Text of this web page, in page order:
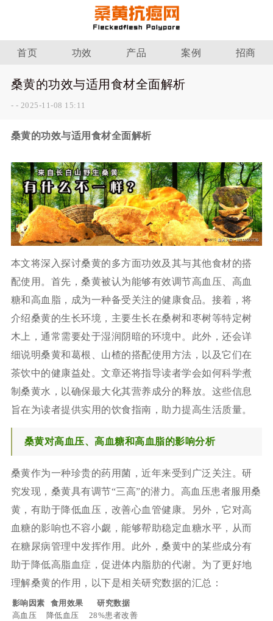
首页 功效 产品 案例 招商
桑黄的功效与适用食材全面解析
- - 2025-11-08 15:11
桑黄的功效与适用食材全面解析
本文将深入探讨桑黄的多方面功效及其与其他食材的搭
配使用。首先，桑黄被认为能够有效调节高血压、高血
糖和高血脂，成为一种备受关注的健康食品。接着，将
介绍桑黄的生长环境，主要生长在桑树和枣树等特定树
木上，通常需要处于湿润阴暗的环境中。此外，还会详
细说明桑黄和葛根、山楂的搭配使用方法，以及它们在
茶饮中的健康益处。文章还将指导读者学会如何科学煮
制桑黄水，以确保最大化其营养成分的释放。这些信息
旨在为读者提供实用的饮食指南，助力提高生活质量。
桑黄对高血压、高血糖和高血脂的影响分析
桑黄作为一种珍贵的药用菌，近年来受到广泛关注。研
究发现，桑黄具有调节“三高”的潜力。高血压患者服用桑
黄，有助于降低血压，改善心血管健康。另外，它对高
血糖的影响也不容小觑，能够帮助稳定血糖水平，从而
在糖尿病管理中发挥作用。此外，桑黄中的某些成分有
助于降低高脂血症，促进体内脂肪的代谢。为了更好地
理解桑黄的作用，以下是相关研究数据的汇总：
影响因素 食用效果
研究数据
高血压
降低血压
28%患者改善